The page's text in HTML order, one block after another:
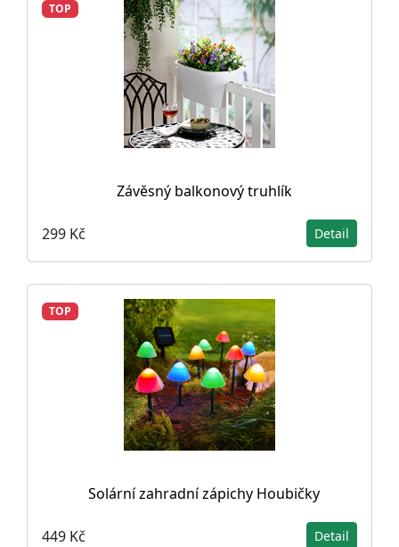
TOP
Závěsný balkonový truhlík
299 Kč Detail
TOP
Solární zahradní zápichy Houbičky
449 Kč Detail